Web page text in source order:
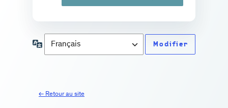
Langue
← Retour au site